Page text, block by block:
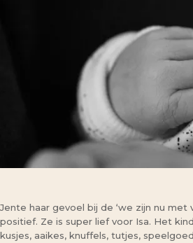
Jente haar gevoel bij de ‘we zijn nu met
positief. Ze is super lief voor Isa. Het
kusjes, aaikes, knuffels, tutjes,